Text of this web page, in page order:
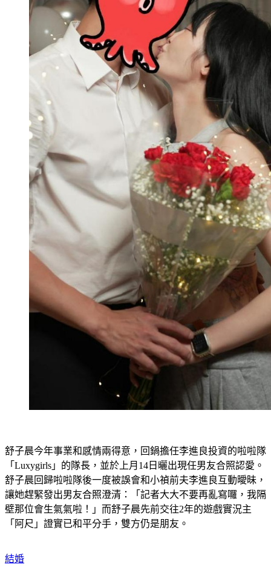
舒子晨今年事業和感情兩得意，回鍋擔任李進良投資的啦啦隊
「Luxygirls」的隊長，並於上月14日曬出現任男友合照認愛。
舒子晨回歸啦啦隊後一度被誤會和小禎前夫李進良互動曖昧，
讓她趕緊發出男友合照澄清：「記者大大不要再亂寫囉，我隔
壁那位會生氣氣啦！」而舒子晨先前交往2年的遊戲實況主
「阿尺」證實已和平分手，雙方仍是朋友。
結婚